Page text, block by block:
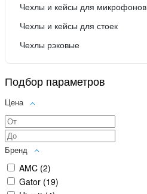
Чехлы и кейсы для микрофонов
Чехлы и кейсы для стоек
Чехлы рэковые
Подбор параметров
Цена
Бренд
AMC (2)
Gator (19)